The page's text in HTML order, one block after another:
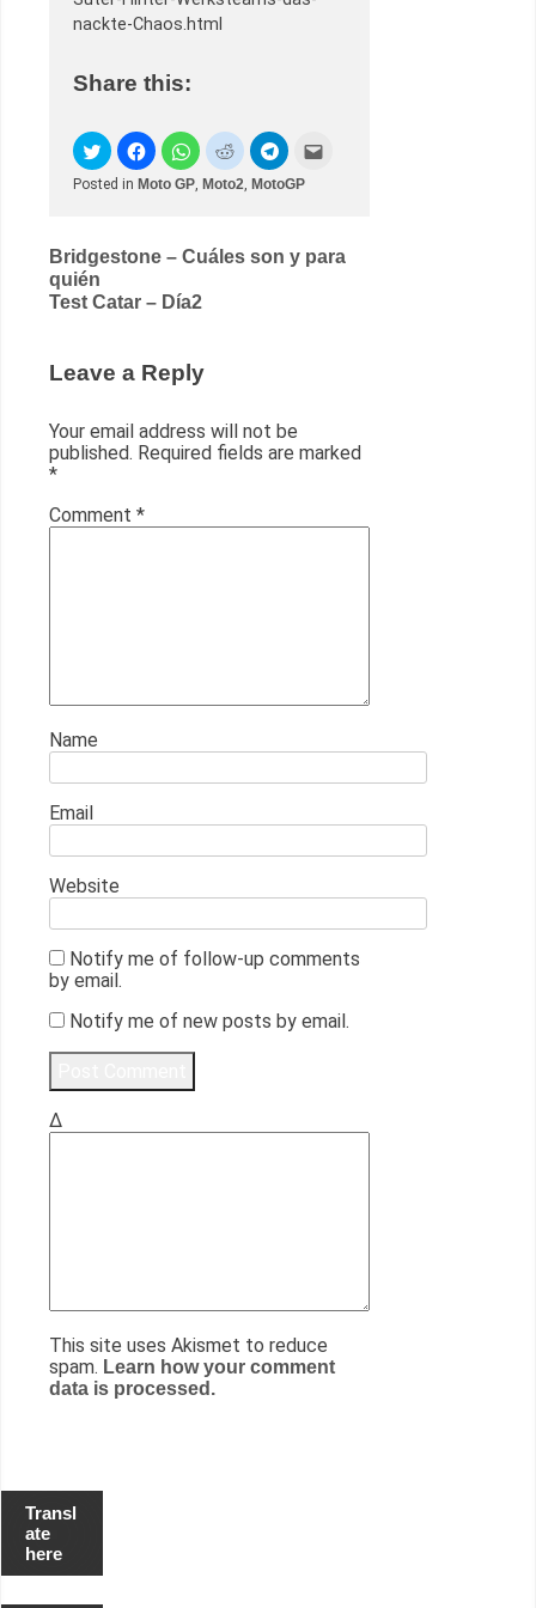
nackte-Chaos.html
Share this:
Posted in Moto GP, Moto2, MotoGP
Post
navigation
Bridgestone – Cuáles son y para
quién
Test Catar – Día2
Leave a Reply
Your email address will not be
published. Required fields are marked
*
Comment *
Name
Email
Website
Notify me of follow-up comments
by email.
Notify me of new posts by email.
Δ
This site uses Akismet to reduce
spam. Learn how your comment
data is processed.
Transl
ate
here